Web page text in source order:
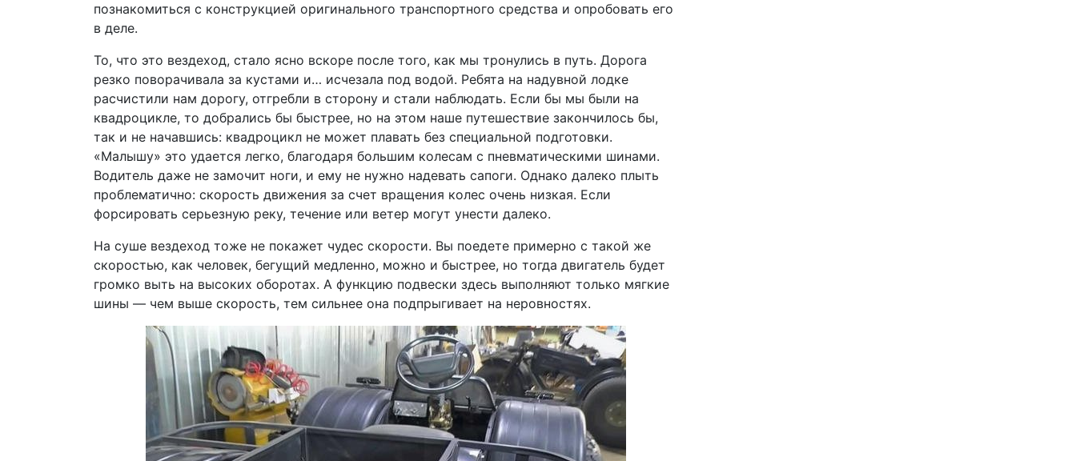
познакомиться с конструкцией оригинального транспортного средства и опробовать его
в деле.
То, что это вездеход, стало ясно вскоре после того, как мы тронулись в путь. Дорога
резко поворачивала за кустами и… исчезала под водой. Ребята на надувной лодке
расчистили нам дорогу, отгребли в сторону и стали наблюдать. Если бы мы были на
квадроцикле, то добрались бы быстрее, но на этом наше путешествие закончилось бы,
так и не начавшись: квадроцикл не может плавать без специальной подготовки.
«Малышу» это удается легко, благодаря большим колесам с пневматическими шинами.
Водитель даже не замочит ноги, и ему не нужно надевать сапоги. Однако далеко плыть
проблематично: скорость движения за счет вращения колес очень низкая. Если
форсировать серьезную реку, течение или ветер могут унести далеко.
На суше вездеход тоже не покажет чудес скорости. Вы поедете примерно с такой же
скоростью, как человек, бегущий медленно, можно и быстрее, но тогда двигатель будет
громко выть на высоких оборотах. А функцию подвески здесь выполняют только мягкие
шины — чем выше скорость, тем сильнее она подпрыгивает на неровностях.